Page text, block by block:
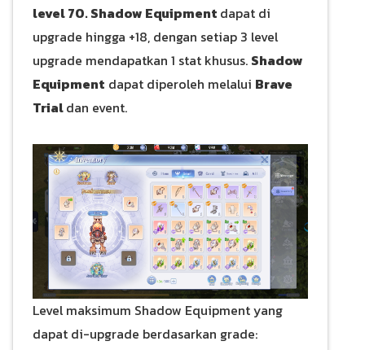
level 70. Shadow Equipment dapat di
upgrade hingga +18, dengan setiap 3 level
upgrade mendapatkan 1 stat khusus. Shadow
Equipment dapat diperoleh melalui Brave
Trialdan event.
Level maksimum Shadow Equipment yang
dapat di-upgrade berdasarkan grade: